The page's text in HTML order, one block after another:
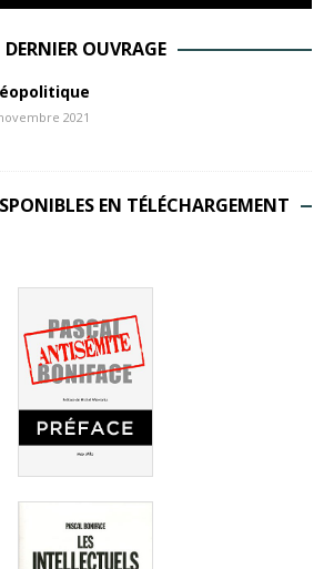
DERNIER OUVRAGE
2021
EN TÉLÉCHARGEMENT